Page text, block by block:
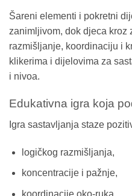
Šareni elementi i pokretni
zanimljivom, dok djeca kroz
razmišljanje, koordinaciju i
klikerima i dijelovima za
i nivoa.
Edukativna igra koja
Igra sastavljanja staze
logičkog razmišljanja,
koncentracije i pažnje,
koordinacije oko-ruka,